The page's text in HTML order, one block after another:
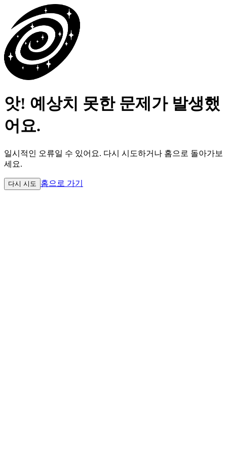
앗! 예상치 못한 문제가 발생했
어요.
일시적인 오류일 수 있어요. 다시 시도하거나 홈으로 돌아가보
세요.
다시 시도 홈으로 가기